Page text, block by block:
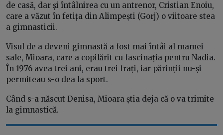
de casă, dar și întâlnirea cu un antrenor, Cristian Enoiu,
care a văzut în fetița din Alimpești (Gorj) o viitoare stea
a gimnasticii.
Visul de a deveni gimnastă a fost mai întâi al mamei
sale, Mioara, care a copilărit cu fascinația pentru Nadia.
În 1976 avea trei ani, erau trei frați, iar părinții nu-și
permiteau s-o dea la sport.
Când s-a născut Denisa, Mioara știa deja că o va trimite
la gimnastică.